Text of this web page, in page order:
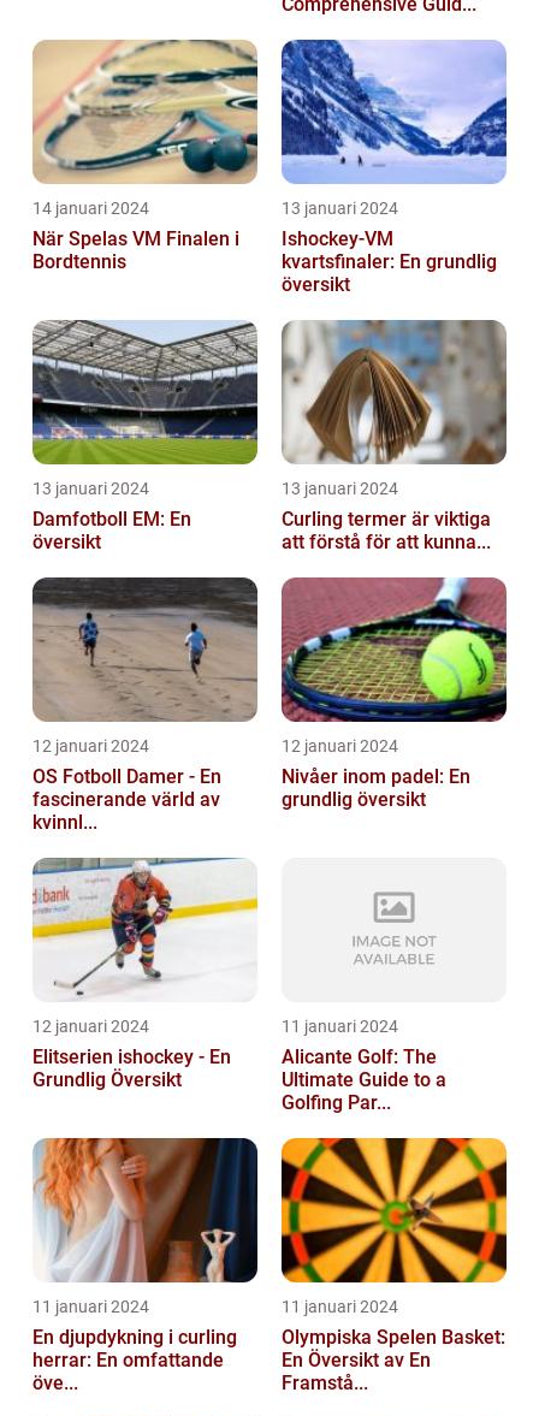
14 januari 2024
När Spelas VM Finalen i
Bordtennis
13 januari 2024
Ishockey-VM
kvartsfinaler: En grundlig
översikt
13 januari 2024
Damfotboll EM: En
översikt
13 januari 2024
Curling termer är viktiga
att förstå för att kunna...
12 januari 2024
OS Fotboll Damer - En
fascinerande värld av
kvinnl...
12 januari 2024
Nivåer inom padel: En
grundlig översikt
12 januari 2024
Elitserien ishockey - En
Grundlig Översikt
11 januari 2024
Alicante Golf: The
Ultimate Guide to a
Golfing Par...
11 januari 2024
En djupdykning i curling
herrar: En omfattande
öve...
11 januari 2024
Olympiska Spelen Basket:
En Översikt av En
Framstå...